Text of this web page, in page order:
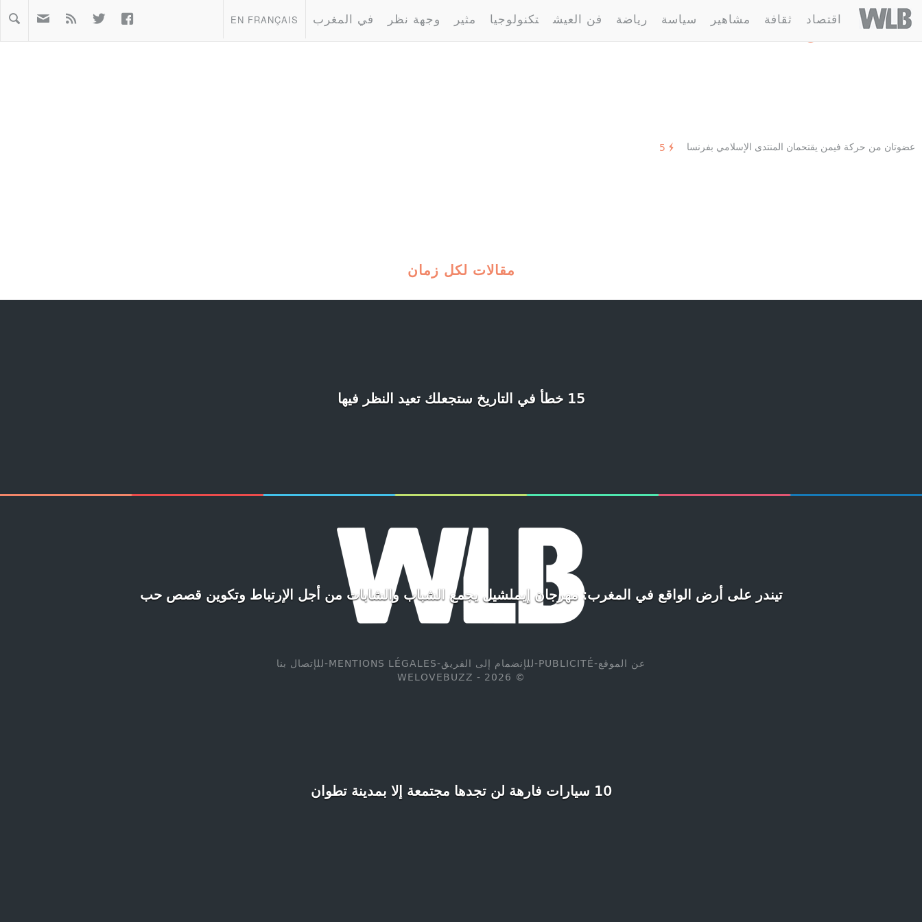
Welovebuzz
اقتصاد ثقافة مشاهير سياسة رياضة فن العيش تكنولوجيا مثير وجهة نظر في المغرب EN FRANÇAIS
   1 مقالة : فيمن
عضوتان من حركة فيمن يقتحمان المنتدى الإسلامي بفرنسا
مقالات لكل زمان
15 خطأ في التاريخ ستجعلك تعيد النظر فيها
تيندر على أرض الواقع في المغرب: مهرجان إيملشيل يجمع الشباب والشابات من أجل الإرتباط وتكوين قصص حب
10 سيارات فارهة لن تجدها مجتمعة إلا بمدينة تطوان
عن الموقع-
PUBLICITÉ
-للإنضمام إلى الفريق-
MENTIONS LÉGALES
-للإتصال بنا
© WELOVEBUZZ - 2026